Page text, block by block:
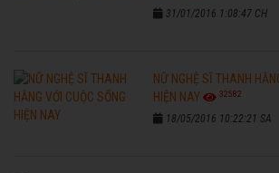
31/01/2016 1:08:47 CH
NỮ NGHỆ SĨ THANH
HIỆN NAY
32582
18/05/2016 10:22:21 SA